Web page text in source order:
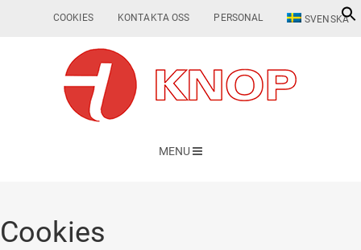
COOKIES KONTAKTA OSS PERSONAL SVENSKA
MENU
Cookies